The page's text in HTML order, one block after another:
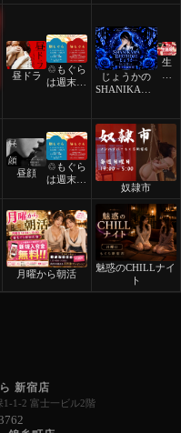
昼ドラ
♲もぐら
は週末祝
じょうかの
SHANIKAMA
生
昼顔
♲もぐら
は週末祝
奴隷市
月曜から朝活
魅惑のCHILLナイ
ト
新宿店
1-1-2 富士一ビル2階